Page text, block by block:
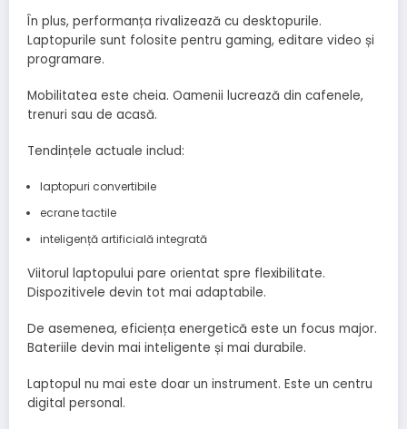
În plus, performanța rivalizează cu desktopurile.
Laptopurile sunt folosite pentru gaming, editare video și
programare.
Mobilitatea este cheia. Oamenii lucrează din cafenele,
trenuri sau de acasă.
Tendințele actuale includ:
laptopuri convertibile
ecrane tactile
inteligență artificială integrată
Viitorul laptopului pare orientat spre flexibilitate.
Dispozitivele devin tot mai adaptabile.
De asemenea, eficiența energetică este un focus major.
Bateriile devin mai inteligente și mai durabile.
Laptopul nu mai este doar un instrument. Este un centru
digital personal.